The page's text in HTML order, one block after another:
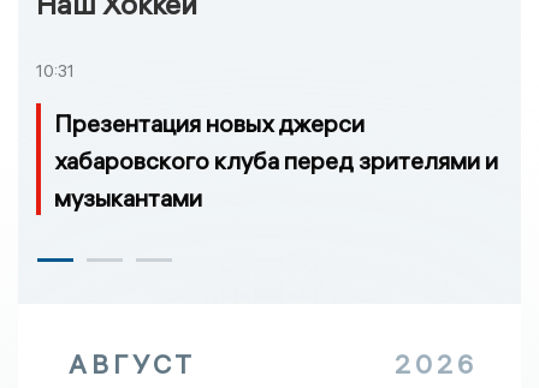
10:31
Презентация новых джерси
хабаровского клуба перед зрителями и
музыкантами
АВГУСТ 2026